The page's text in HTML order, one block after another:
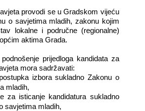
provodi se u Gradskom vijeću
o savjetima mladih, zakonu kojim
lokalne i područne (regionalne)
aktima Grada.
prijedloga kandidata za
mora sadržavati:
izbora sukladno Zakonu o
mladih,
za isticanje kandidatura sukladno
savjetima mladih,